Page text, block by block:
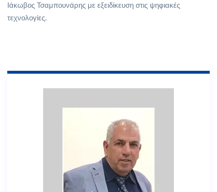
Ιάκωβος Τσαμπουνάρης με εξειδίκευση στις ψηφιακές
τεχνολογίες.